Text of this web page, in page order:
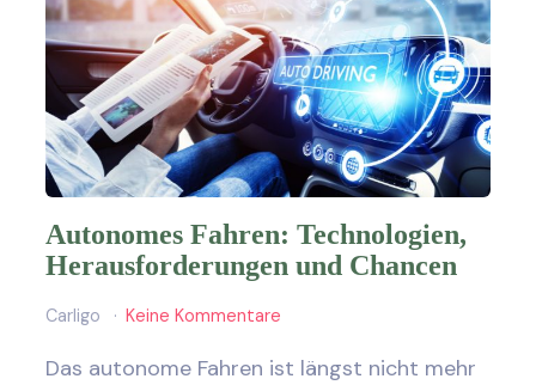
Autonomes Fahren: Technologien,
Herausforderungen und Chancen
Carligo Keine Kommentare
Das autonome Fahren ist längst nicht mehr